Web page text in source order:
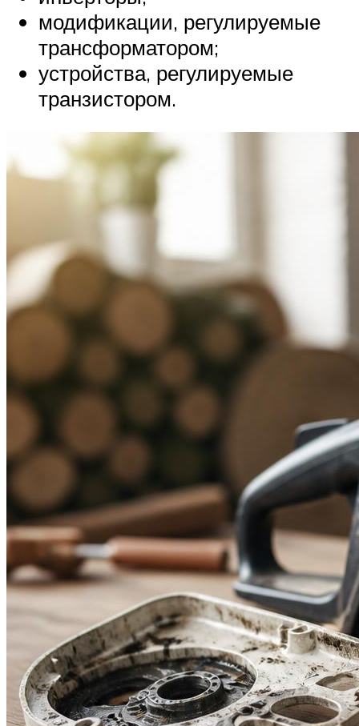
модификации, регулируемые
трансформатором;
устройства, регулируемые
транзистором.